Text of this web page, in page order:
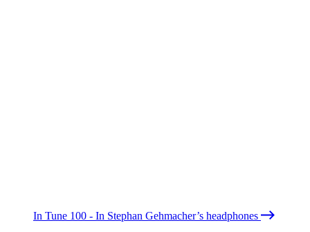
In Tune 100 - In Stephan Gehmacher’s headphones